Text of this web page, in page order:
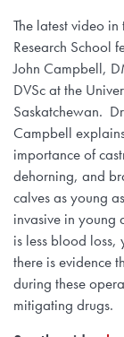
The latest video in
Research School
John Campbell,
DVSc at the
Saskatchewan.
Campbell
importance of
dehorning, and
calves as young
invasive in young
is less blood loss,
there is evidence
during these
mitigating drugs.